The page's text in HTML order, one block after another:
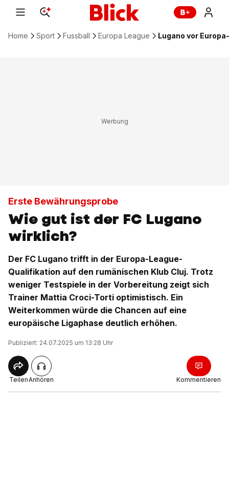
Home Sport Fussball Europa League Lugano vor
Erste Bewährungsprobe
Wie gut ist der FC Lugano
wirklich?
Der FC Lugano trifft in der Europa-League-
Qualifikation auf den rumänischen Klub Cluj. Trotz
weniger Testspiele in der Vorbereitung zeigt sich
Trainer Mattia Croci-Torti optimistisch. Ein
Weiterkommen würde die Chancen auf eine
europäische Ligaphase deutlich erhöhen.
Publiziert: 24.07.2025 um 13:28 Uhr
TeilenAnhören Kommentieren